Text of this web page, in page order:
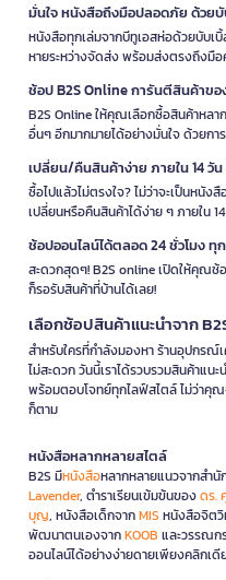
มั่นใจ หนังสือถึงมือปลอดภัย ด้วย
หนังสือทุกเล่มจากบีทูเอสห่อด้วยบับเ
หายระหว่างจัดส่ง พร้อมส่งตรงถึง
ช้อป B2S Online การันตีสินค้าขอ
B2S Online ให้คุณเลือกซื้อสินค้าหลา
อื่นๆ อีกมากมายได้อย่างมั่นใจ ด้วยก
เปลี่ยน/คืนสินค้าง่าย ภายใน 14 วัน
ซื้อไปแล้วไม่ตรงใจ? ไม่ว่าจะเป็นหนั
เปลี่ยนหรือคืนสินค้าได้ง่าย ๆ ภายใน
ช้อปออนไลน์ได้ตลอด 24 ชั่วโมง ทุ
สะดวกสุดๆ! B2S online เปิดให้คุณ
ก็รอรับสินค้าที่บ้านได้เลย!
เลือกช้อปสินค้าแนะนำจาก
สำหรับใครที่กำลังมองหา ร้านอุปกรณ์
ไม่สะดวก วันนี้เราได้รวบรวมสินค้าแน
พร้อมตอบโจทย์ทุกไลฟ์สไตล์ ไม่ว่าคุ
ก็ตาม
หนังสือหลากหลายสไตล์
B2S มีหนังสือหลากหลายแนวจากสำ
Lavender, ตำราเรียนเข้มข้นของดร.
บุญ, หนังสือเด็กจากMIS หนังสือจิตวิ
พัฒนาตนเองจากKOOB และวรรณก
ออนไลน์ได้อย่างง่ายดายเพียงคลิกเดี